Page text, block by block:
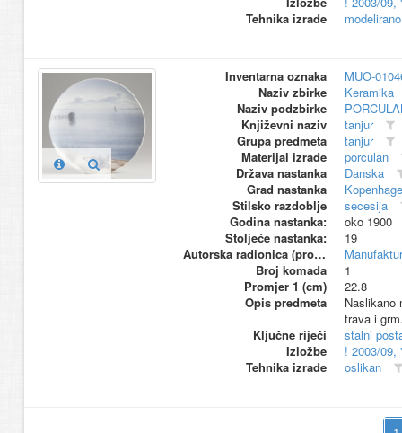
Tehnika izrade
modelirano
Inventarna oznaka
MUO-
Naziv zbirke
Keramika
Naziv podzbirke
Književni naziv
tanjur
Grupa predmeta
tanjur
Materijal izrade
porculan
Država nastanka
Danska
Grad nastanka
Stilsko razdoblje
secesija
Godina nastanka:
oko 1900
Stoljeće nastanka:
19
Autorska radionica (proizvođač)
Broj komada
1
Promjer 1 (cm)
22.8
Opis predmeta
Naslikano
trava i
Ključne riječi
stalni
Izložbe
! 2003/09,
Tehnika izrade
oslikan